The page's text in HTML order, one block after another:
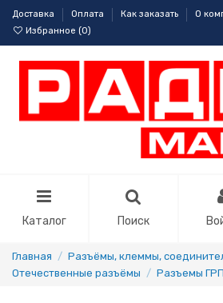
Доставка Оплата Как заказать О
Избранное (0)
Каталог Поиск
Главная
Разъёмы, клеммы,
Отечественные разъёмы
Разъемы